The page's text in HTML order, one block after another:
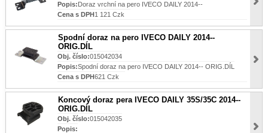
Popis:Doraz vrchní na pero IVECO DAILY 2014--
Cena s DPH1 121 Czk
Spodní doraz na pero IVECO DAILY 2014--
ORIG.DÍL
Obj. číslo:015042034
Popis:Spodní doraz na pero IVECO DAILY 2014-- ORIG.DÍL
Cena s DPH621 Czk
Koncový doraz pera IVECO DAILY 35S/35C 2014--
ORIG.DÍL
Obj. číslo:015042035
Popis: